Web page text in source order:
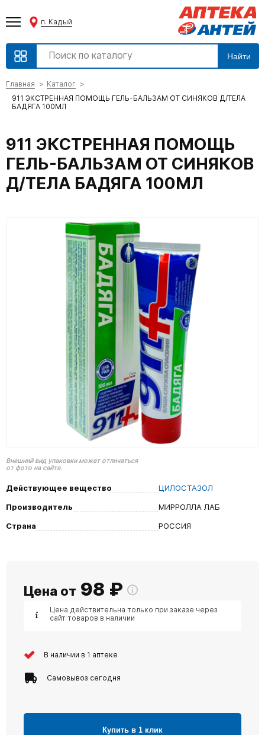
п. Кадый
Найти
Главная
Каталог
911 ЭКСТРЕННАЯ ПОМОЩЬ ГЕЛЬ-БАЛЬЗАМ ОТ СИНЯКОВ Д/ТЕЛА
БАДЯГА 100МЛ
911 ЭКСТРЕННАЯ ПОМОЩЬ
ГЕЛЬ-БАЛЬЗАМ ОТ СИНЯКОВ
Д/ТЕЛА БАДЯГА 100МЛ
Внешний вид упаковки может отличаться
от фото на сайте.
Действующее вещество
ЦИЛОСТАЗОЛ
Производитель
МИРРОЛЛА ЛАБ
Страна
РОССИЯ
Цена от 98 ₽
Цена действительна только при заказе через
сайт товаров в наличии
В наличии в 1 аптеке
Самовывоз сегодня
Купить в 1 клик